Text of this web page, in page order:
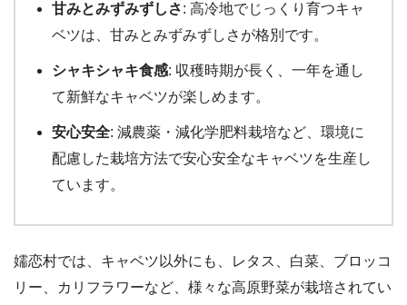
甘みとみずみずしさ: 高冷地でじっくり育つキャ
ベツは、甘みとみずみずしさが格別です。
シャキシャキ食感: 収穫時期が長く、一年を通し
て新鮮なキャベツが楽しめます。
安心安全: 減農薬・減化学肥料栽培など、環境に
配慮した栽培方法で安心安全なキャベツを生産し
ています。
嬬恋村では、キャベツ以外にも、レタス、白菜、ブロッコ
リー、カリフラワーなど、様々な高原野菜が栽培されてい